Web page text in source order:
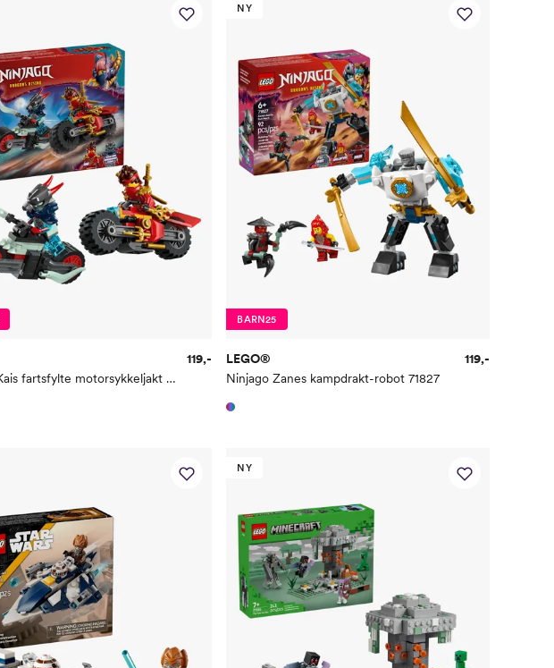
Ninjago Kais fartsfylte motorsykkeljakt 71838
119,-
NY
BARN25
LEGO®
Ninjago Zanes kampdrakt-robot 71827
119,-
NY